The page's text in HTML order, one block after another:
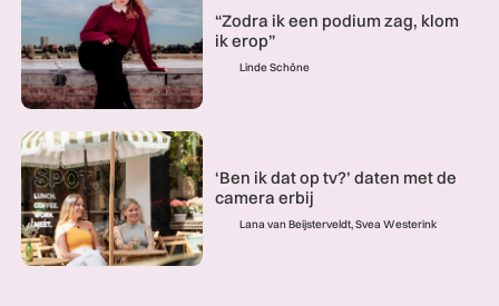
“Zodra ik een podium zag, klom
ik erop”
Linde Schöne
‘Ben ik dat op tv?’ daten met de
camera erbij
Lana van Beijsterveldt, Svea Westerink